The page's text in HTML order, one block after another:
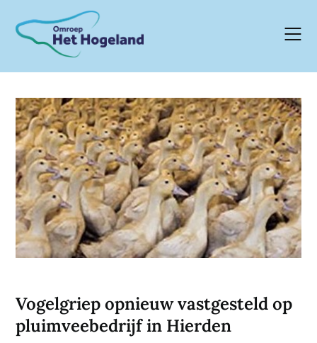
content
Vogelgriep opnieuw vastgesteld op
pluimveebedrijf in Hierden